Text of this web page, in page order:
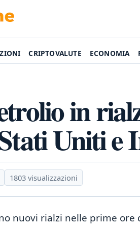
CRIPTOVALUTE ECONOMIA
in
Uniti e
1803 visualizzazioni
nuovi rialzi nelle prime ore